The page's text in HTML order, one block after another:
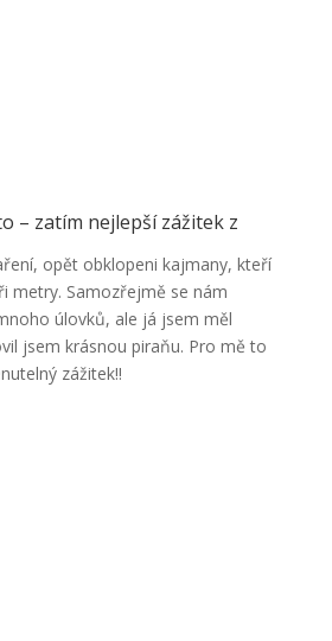
– zatím nejlepší zážitek z
opět obklopeni kajmany, kteří
metry. Samozřejmě se nám
úlovků, ale já jsem měl
jsem krásnou piraňu. Pro mě to
zážitek!!